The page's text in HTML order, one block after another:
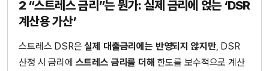
2 “스트레스 금리”는 뭔가: 실제 금리에 얹는 ‘DSR
계산용 가산’
스트레스 DSR은실제 대출금리에는 반영되지 않지만, DSR
산정 시 금리에 스트레스 금리를 더해 한도를 보수적으로 계산